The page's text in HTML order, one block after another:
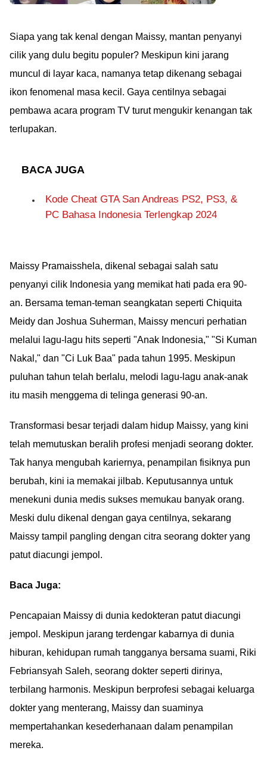
Siapa yang tak kenal dengan Maissy, mantan penyanyi
cilik yang dulu begitu populer? Meskipun kini jarang
muncul di layar kaca, namanya tetap dikenang sebagai
ikon fenomenal masa kecil. Gaya centilnya sebagai
pembawa acara program TV turut mengukir kenangan tak
terlupakan.
BACA JUGA
Kode Cheat GTA San Andreas PS2, PS3, &
PC Bahasa Indonesia Terlengkap 2024
Maissy Pramaisshela, dikenal sebagai salah satu
penyanyi cilik Indonesia yang memikat hati pada era 90-
an. Bersama teman-teman seangkatan seperti Chiquita
Meidy dan Joshua Suherman, Maissy mencuri perhatian
melalui lagu-lagu hits seperti "Anak Indonesia," "Si Kuman
Nakal," dan "Ci Luk Baa" pada tahun 1995. Meskipun
puluhan tahun telah berlalu, melodi lagu-lagu anak-anak
itu masih menggema di telinga generasi 90-an.
Transformasi besar terjadi dalam hidup Maissy, yang kini
telah memutuskan beralih profesi menjadi seorang dokter.
Tak hanya mengubah kariernya, penampilan fisiknya pun
berubah, kini ia memakai jilbab. Keputusannya untuk
menekuni dunia medis sukses memukau banyak orang.
Meski dulu dikenal dengan gaya centilnya, sekarang
Maissy tampil pangling dengan citra seorang dokter yang
patut diacungi jempol.
Baca Juga:
Pencapaian Maissy di dunia kedokteran patut diacungi
jempol. Meskipun jarang terdengar kabarnya di dunia
hiburan, kehidupan rumah tangganya bersama suami, Riki
Febriansyah Saleh, seorang dokter seperti dirinya,
terbilang harmonis. Meskipun berprofesi sebagai keluarga
dokter yang menterang, Maissy dan suaminya
mempertahankan kesederhanaan dalam penampilan
mereka.